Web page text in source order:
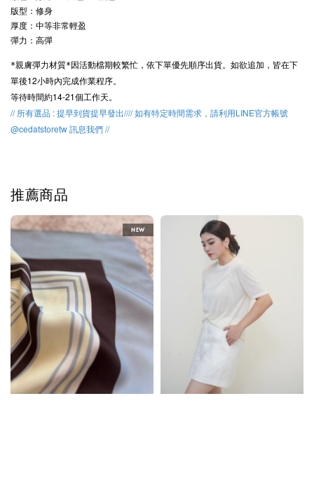
版型：修身
厚度：中等非常輕盈
彈力：高彈
*親膚彈力材質*因活動檔期較繁忙， 依下單優先順序出貨。 如欲追加，皆在下
單後12小時內完成作業程序。
等待時間約14-21個工作天。
// 所有選品 : 提早到貨提早發出//// 如有特定時間需求，請利用LINE官方帳號
@cedatstoretw 訊息我們 //
推薦商品
NEW